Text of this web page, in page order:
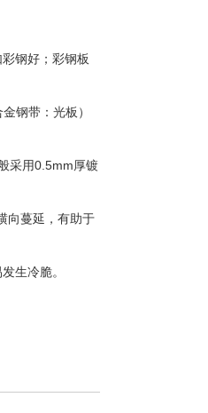
钢好；彩钢板
钢带：光板）
采用0.5mm厚镀
向蔓延，有助于
生冷脆。